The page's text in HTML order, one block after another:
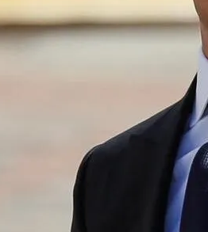
На Юге Исландии:
С Салатами: Делится